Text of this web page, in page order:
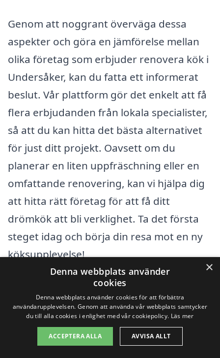
Genom att noggrant överväga dessa
aspekter och göra en jämförelse mellan
olika företag som erbjuder renovera kök i
Undersåker, kan du fatta ett informerat
beslut. Vår plattform gör det enkelt att få
flera erbjudanden från lokala specialister,
så att du kan hitta det bästa alternativet
för just ditt projekt. Oavsett om du
planerar en liten uppfräschning eller en
omfattande renovering, kan vi hjälpa dig
att hitta rätt företag för att få ditt
drömkök att bli verklighet. Ta det första
steget idag och börja din resa mot en ny
köksupplevelse!
Få 3 erbjudanden, gratis och utan
förpliktelser
×
Denna webbplats använder
cookies
Denna webbplats använder cookies för att förbättra
användarupplevelsen. Genom att använda vår webbplats samtycker
du till alla cookies i enlighet med vår cookiepolicy. Läs mer
ACCEPTERA ALLA AVVISA ALLT